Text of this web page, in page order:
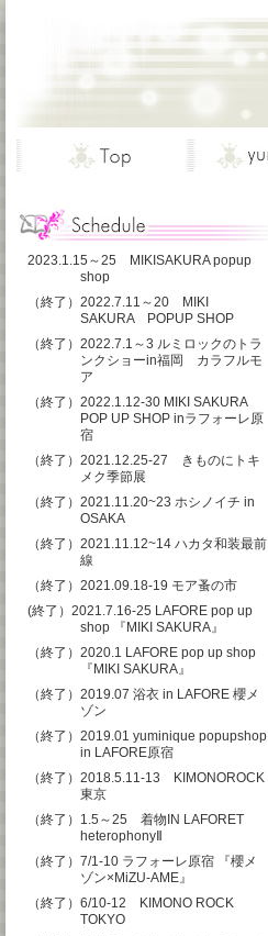
2023.1.15～25 MIKISAKURA popup
shop
（終了）2022.7.11～20 MIKI
SAKURA POPUP SHOP
（終了）2022.7.1～3 ルミロックのトラ
ンクショーin福岡 カラフルモ
ア
（終了）2022.1.12-30 MIKI SAKURA
POP UP SHOP inラフォーレ原
宿
（終了）2021.12.25-27 きものにトキ
メク季節展
（終了）2021.11.20~23 ホシノイチ in
OSAKA
（終了）2021.11.12~14 ハカタ和装最前
線
（終了）2021.09.18-19 モア蚤の市
(終了）2021.7.16-25 LAFORE pop up
shop 『MIKI SAKURA』
（終了）2020.1 LAFORE pop up shop
『MIKI SAKURA』
（終了）2019.07 浴衣 in LAFORE 櫻メ
ゾン
（終了）2019.01 yuminique popupshop
in LAFORE原宿
（終了）2018.5.11-13 KIMONOROCK
東京
（終了）1.5～25 着物IN LAFORET
heterophonyⅡ
（終了）7/1-10 ラフォーレ原宿 『櫻メ
ゾン×MiZU-AME』
（終了）6/10-12 KIMONO ROCK
TOKYO